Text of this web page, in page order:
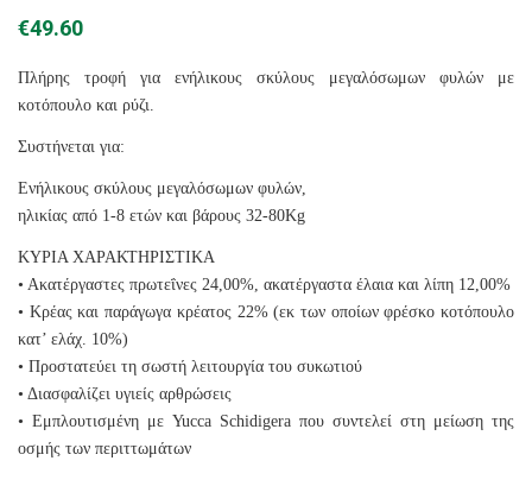
€49.60
Πλήρης τροφή για ενήλικους σκύλους μεγαλόσωμων φυλών με
κοτόπουλο και ρύζι.
Συστήνεται για:
Ενήλικους σκύλους μεγαλόσωμων φυλών,
ηλικίας από 1-8 ετών και βάρους 32-80Kg
ΚΥΡΙΑ ΧΑΡΑΚΤΗΡΙΣΤΙΚΑ
• Ακατέργαστες πρωτεΐνες 24,00%, ακατέργαστα έλαια και λίπη 12,00%
• Κρέας και παράγωγα κρέατος 22% (εκ των οποίων φρέσκο κοτόπουλο
κατ’ ελάχ. 10%)
• Προστατεύει τη σωστή λειτουργία του συκωτιού
• Διασφαλίζει υγιείς αρθρώσεις
• Εμπλουτισμένη με Yucca Schidigera που συντελεί στη μείωση της
οσμής των περιττωμάτων